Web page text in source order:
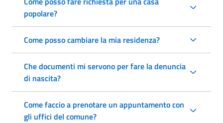
popolare?
Come posso cambiare la mia residenza?
Che documenti mi servono per fare la denuncia
di nascita?
Come faccio a prenotare un appuntamento con
gli uffici del comune?